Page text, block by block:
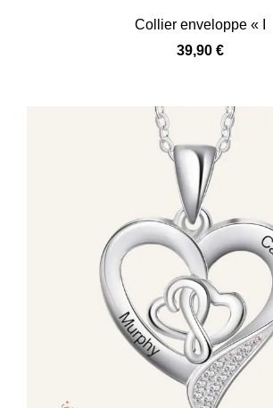
Collier enveloppe « I
39,90 €